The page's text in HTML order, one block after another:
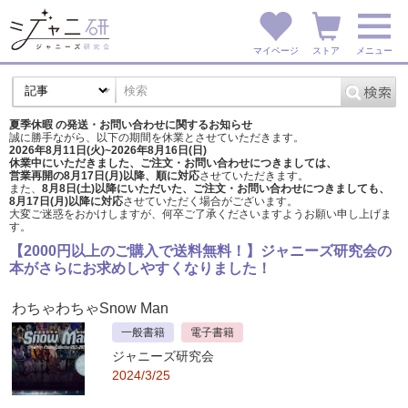
マイページ ストア メニュー
夏季休暇 の発送・お問い合わせに関するお知らせ
誠に勝手ながら、以下の期間を休業とさせていただきます。
2026年8月11日(火)~2026年8月16日(日)
休業中にいただきました、ご注文・お問い合わせにつきましては、
営業再開の8月17日(月)以降、順に対応させていただきます。
また、 8月8日(土)以降にいただいた、ご注文・ お問い合わせにつきましても、
8月17日(月)以降に対応させていただく場合がございます。
大変ご迷惑をおかけしますが、 何卒ご了承くださいますようお願い申し上げま
す。
【2000円以上のご購入で送料無料！】ジャニーズ研究会の
本がさらにお求めしやすくなりました！
わちゃわちゃSnow Man
一般書籍 電子書籍
ジャニーズ研究会
2024/3/25